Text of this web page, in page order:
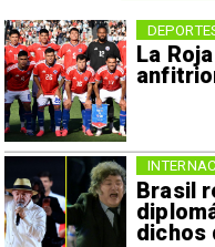
La
Brasil
dichos